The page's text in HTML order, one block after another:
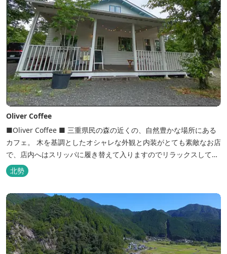
Oliver Coffee
■Oliver Coffee ■ 三重県民の森の近くの、自然豊かな場所にある
カフェ。 木を基調としたオシャレな外観と内装がとても素敵なお店
で、店内へはスリッパに履き替えて入りますのでリラックスして食
事を楽しめます。 席は店内にテーブル席や円卓、外のテラス席など
があり、お子様連れでも入りやすく居心地がいいカフェです。 森の
北勢